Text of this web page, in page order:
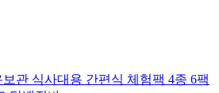
관 식사대용 간편식 체험팩 4종 6팩